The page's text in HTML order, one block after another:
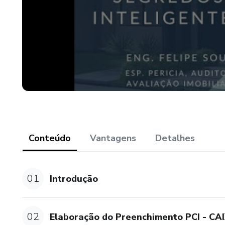
Conteúdo Vantagens Detalhes
01 Introdução
02 Elaboração do Preenchimento PCI -